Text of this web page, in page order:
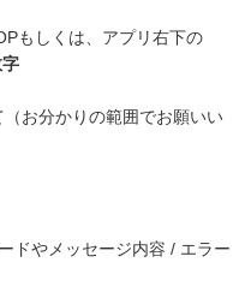
もしくは、アプリ右下の
お分かりの範囲でお願いい
ドやメッセージ内容 / エラー